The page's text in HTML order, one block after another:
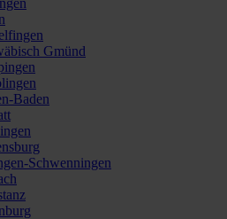
Gmünd
Baden
Schwenningen